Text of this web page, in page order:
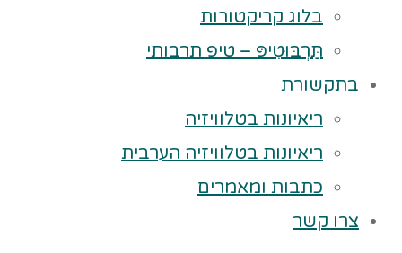
בלוג קריקטורות
תַּרְבּוּטִיפּ – טיפ תרבותי
בתקשורת
ריאיונות בטלוויזיה
ריאיונות בטלוויזיה הערבית
כתבות ומאמרים
צרו קשר